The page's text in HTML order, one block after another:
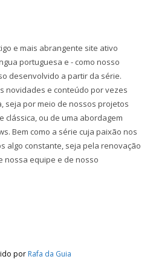
e mais abrangente site ativo
portuguesa e - como nosso
desenvolvido a partir da série.
novidades e conteúdo por vezes
seja por meio de nossos projetos
clássica, ou de uma abordagem
Bem como a série cuja paixão nos
algo constante, seja pela renovação
nossa equipe e de nosso
por Rafa da Guia